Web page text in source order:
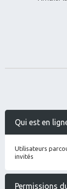
Qui est en
Utilisateurs
invités
Permissions